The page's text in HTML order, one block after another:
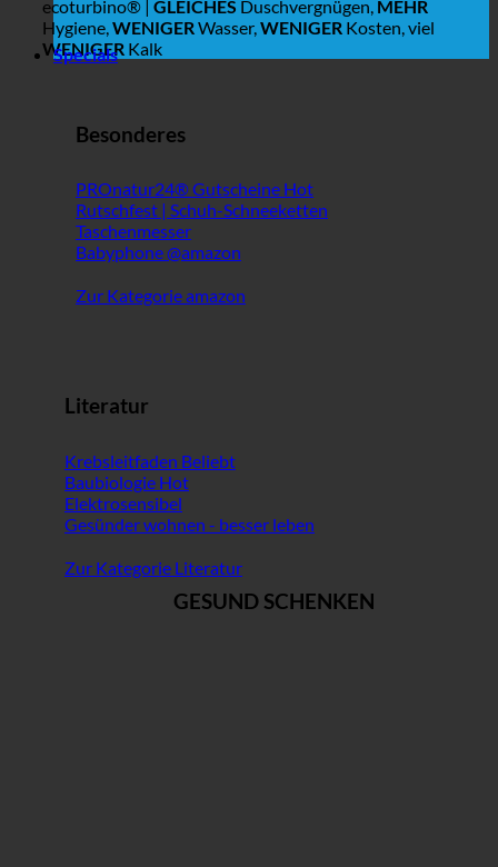
ecoturbino® | GLEICHES Duschvergnügen, MEHR
Hygiene,WENIGERWasser,WENIGER Kosten, viel
WENIGER Kalk
Specials
Besonderes
PROnatur24® Gutscheine
Rutschfest | Schuh-Schneeketten
Taschenmesser
Babyphone @amazon
Zur Kategorie amazon
Literatur
Krebsleitfaden
Baubiologie
Elektrosensibel
Gesünder wohnen - besser leben
Zur Kategorie Literatur
GESUND SCHENKEN